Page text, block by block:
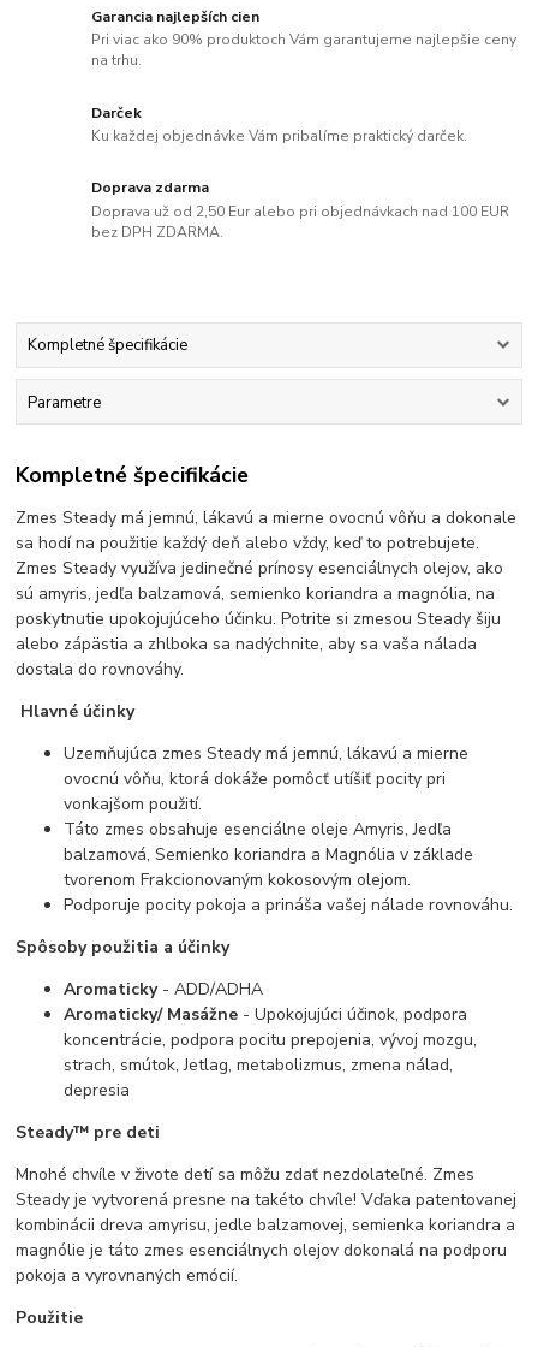
Garancia najlepších cien
Pri viac ako 90% produktoch Vám garantujeme najlepšie ceny
na trhu.
Darček
Ku každej objednávke Vám pribalíme praktický darček.
Doprava zdarma
Doprava už od 2,50 Eur alebo pri objednávkach nad 100 EUR
bez DPH ZDARMA.
Kompletné špecifikácie
Parametre
Kompletné špecifikácie
Zmes Steady má jemnú, lákavú a mierne ovocnú vôňu a dokonale
sa hodí na použitie každý deň alebo vždy, keď to potrebujete.
Zmes Steady využíva jedinečné prínosy esenciálnych olejov, ako
sú amyris, jedľa balzamová, semienko koriandra a magnólia, na
poskytnutie upokojujúceho účinku. Potrite si zmesou Steady šiju
alebo zápästia a zhlboka sa nadýchnite, aby sa vaša nálada
dostala do rovnováhy.
Hlavné účinky
Uzemňujúca zmes Steady má jemnú, lákavú a mierne
ovocnú vôňu, ktorá dokáže pomôcť utíšiť pocity pri
vonkajšom použití.
Táto zmes obsahuje esenciálne oleje Amyris, Jedľa
balzamová, Semienko koriandra a Magnólia v základe
tvorenom Frakcionovaným kokosovým olejom.
Podporuje pocity pokoja a prináša vašej nálade rovnováhu.
Spôsoby použitia a účinky
Aromaticky- ADD/ADHA
Aromaticky/ Masážne - Upokojujúci účinok, podpora
koncentrácie, podpora pocitu prepojenia, vývoj mozgu,
strach, smútok, Jetlag, metabolizmus, zmena nálad,
depresia
Steady™ pre deti
Mnohé chvíle v živote detí sa môžu zdať nezdolateľné. Zmes
Steady je vytvorená presne na takéto chvíle! Vďaka patentovanej
kombinácii dreva amyrisu, jedle balzamovej, semienka koriandra a
magnólie je táto zmes esenciálnych olejov dokonalá na podporu
pokoja a vyrovnaných emócií.
Použitie